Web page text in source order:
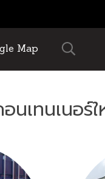
Map
นเทนเนอร์